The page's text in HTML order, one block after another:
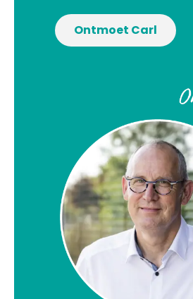
Ontmoet Carl